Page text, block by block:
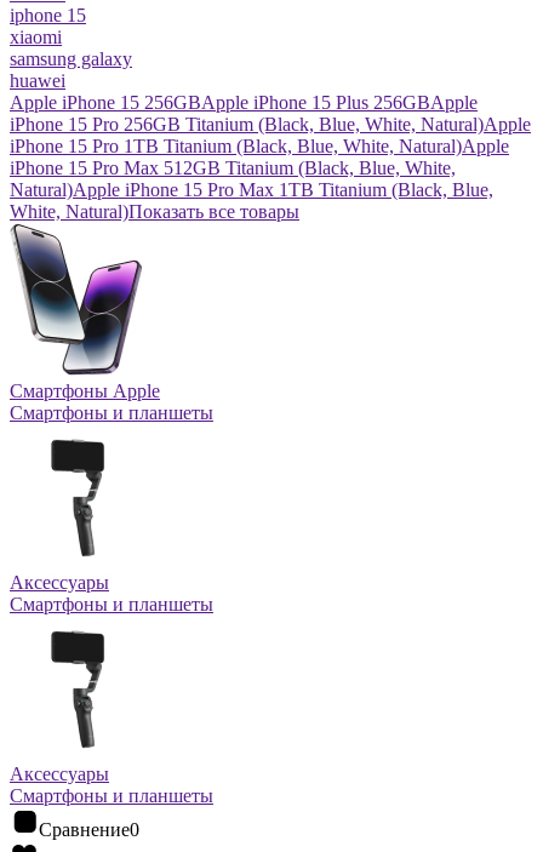
iphone 15
xiaomi
samsung galaxy
huawei
Apple iPhone 15 256GBApple iPhone 15 Plus 256GBApple
iPhone 15 Pro 256GB Titanium (Black, Blue, White, Natural)Apple
iPhone 15 Pro 1TB Titanium (Black, Blue, White, Natural)Apple
iPhone 15 Pro Max 512GB Titanium (Black, Blue, White,
Natural)Apple iPhone 15 Pro Max 1TB Titanium (Black, Blue,
White, Natural)Показать все товары
Смартфоны Apple
Смартфоны и планшеты
Аксессуары
Смартфоны и планшеты
Аксессуары
Смартфоны и планшеты
Сравнение0